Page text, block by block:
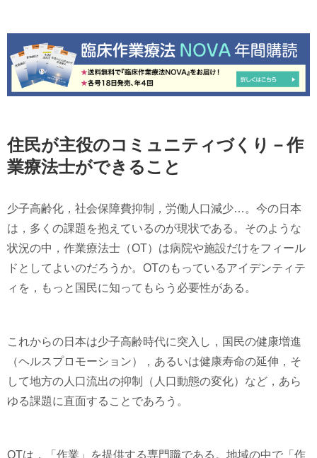
住民が主役のコミュニティづくり－作
業療法士ができること
少子高齢化，社会保障費抑制，労働人口減少…。今の日本
は，多くの課題を抱えているのが現状である。そのような
状況の中，作業療法士（OT）は病院や施設だけをフィール
ドとしてよいのだろうか。OTのもっているアイデンティテ
ィを，もっと国民に知ってもらう必要性がある。
これからの日本は少子高齢時代に突入し，国民の健康増進
（ヘルスプロモーション），あるいは健康寿命の延伸，そ
して地方の人口流出の抑制（人口動態の変化）など，あら
ゆる課題に直面することであろう。
OTは，「作業」を提供する専門職である。地域の中で「作